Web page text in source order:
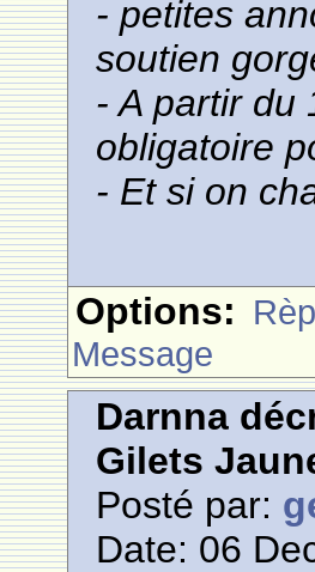
- petites
soutien
- A partir du
obligatoire
- Et si on
Options:
Message
Darnna
Gilets
Posté par:
Date: 06